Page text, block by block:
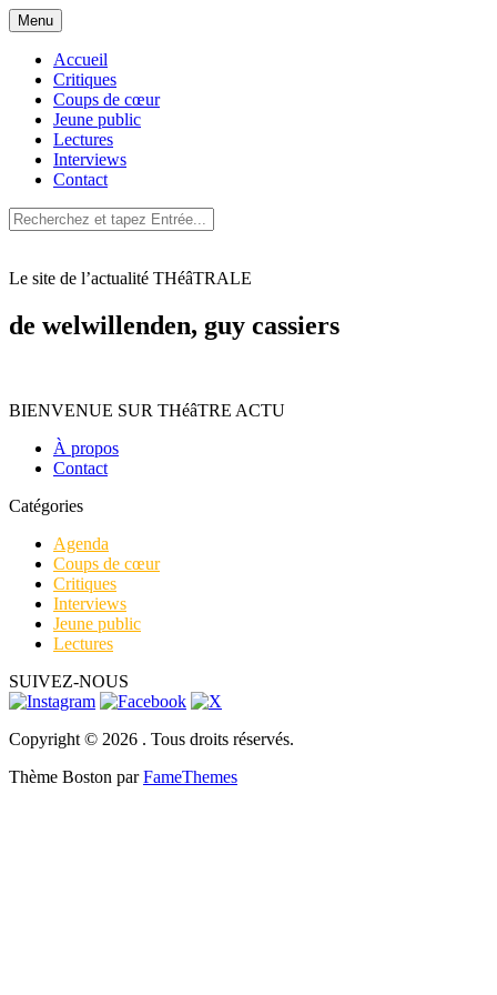
Aller
au
contenu
Menu
Accueil
Critiques
Coups de cœur
Jeune public
Lectures
Interviews
Contact
Le site de l’actualité THéâTRALE
de welwillenden, guy cassiers
BIENVENUE SUR THéâTRE ACTU
À propos
Contact
Catégories
Agenda
Coups de cœur
Critiques
Interviews
Jeune public
Lectures
SUIVEZ-NOUS
Copyright © 2026 . Tous droits réservés.
Thème Boston parFameThemes